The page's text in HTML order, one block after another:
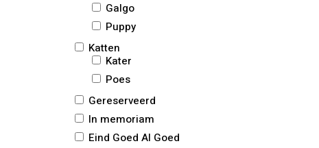
Galgo
Puppy
Katten
Kater
Poes
Gereserveerd
In memoriam
Eind Goed Al Goed